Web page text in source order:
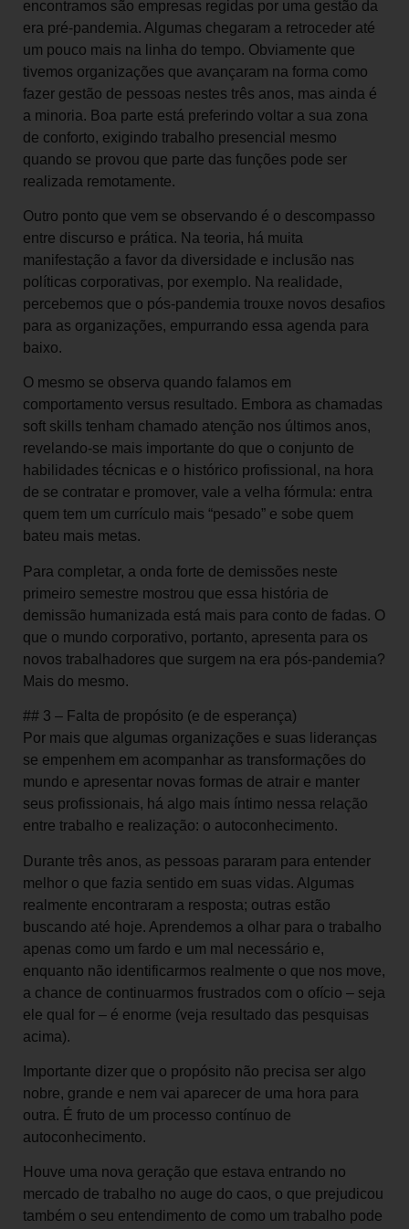
encontramos são empresas regidas por uma gestão da
era pré-pandemia. Algumas chegaram a retroceder até
um pouco mais na linha do tempo. Obviamente que
tivemos organizações que avançaram na forma como
fazer gestão de pessoas nestes três anos, mas ainda é
a minoria. Boa parte está preferindo voltar a sua zona
de conforto, exigindo trabalho presencial mesmo
quando se provou que parte das funções pode ser
realizada remotamente.
Outro ponto que vem se observando é o descompasso
entre discurso e prática. Na teoria, há muita
manifestação a favor da diversidade e inclusão nas
políticas corporativas, por exemplo. Na realidade,
percebemos que o pós-pandemia trouxe novos desafios
para as organizações, empurrando essa agenda para
baixo.
O mesmo se observa quando falamos em
comportamento versus resultado. Embora as chamadas
soft skills tenham chamado atenção nos últimos anos,
revelando-se mais importante do que o conjunto de
habilidades técnicas e o histórico profissional, na hora
de se contratar e promover, vale a velha fórmula: entra
quem tem um currículo mais “pesado” e sobe quem
bateu mais metas.
Para completar, a onda forte de demissões neste
primeiro semestre mostrou que essa história de
demissão humanizada está mais para conto de fadas. O
que o mundo corporativo, portanto, apresenta para os
novos trabalhadores que surgem na era pós-pandemia?
Mais do mesmo.
## 3 – Falta de propósito (e de esperança)
Por mais que algumas organizações e suas lideranças
se empenhem em acompanhar as transformações do
mundo e apresentar novas formas de atrair e manter
seus profissionais, há algo mais íntimo nessa relação
entre trabalho e realização: o autoconhecimento.
Durante três anos, as pessoas pararam para entender
melhor o que fazia sentido em suas vidas. Algumas
realmente encontraram a resposta; outras estão
buscando até hoje. Aprendemos a olhar para o trabalho
apenas como um fardo e um mal necessário e,
enquanto não identificarmos realmente o que nos move,
a chance de continuarmos frustrados com o ofício – seja
ele qual for – é enorme (veja resultado das pesquisas
acima).
Importante dizer que o propósito não precisa ser algo
nobre, grande e nem vai aparecer de uma hora para
outra. É fruto de um processo contínuo de
autoconhecimento.
Houve uma nova geração que estava entrando no
mercado de trabalho no auge do caos, o que prejudicou
também o seu entendimento de como um trabalho pode